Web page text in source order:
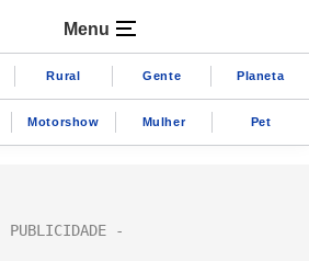
Menu
Rural Gente Planeta
Motorshow Mulher Pet